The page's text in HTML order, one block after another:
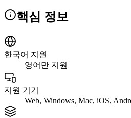
핵심 정보
한국어 지원
영어만 지원
지원 기기
Web, Windows, Mac, iOS,